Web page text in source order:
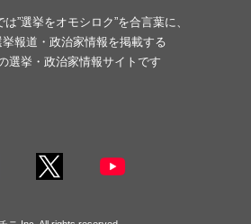
”選挙をオモシロク”を合言葉に、
挙報道・政治家情報を掲載する
選挙・政治家情報サイトです